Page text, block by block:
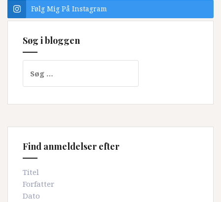
Mumidalen,
Det
vil
symfoni”
Følg Mig På Instagram
Søg i bloggen
efter:
Find anmeldelser efter
Titel
Forfatter
Dato